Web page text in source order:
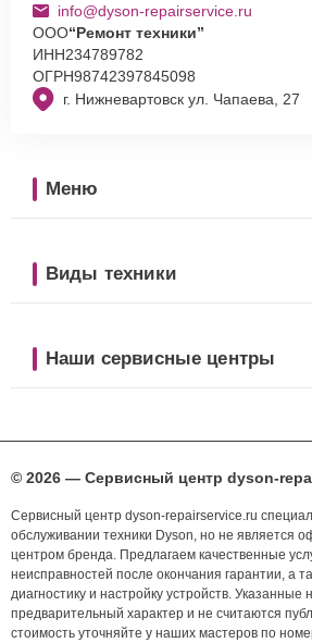
г. Нижневартовск ул. Чапаева, 27
info@dyson-repairservice.ru
ООО“Ремонт техники”
ИНН234789782
ОГРН98742397845098
Меню
Виды техники
Наши сервисные центры
© 2026 — Сервисный центр dyson-
Сервисный центр dyson-repairservice.ru
обслуживании техники Dyson, но не является
центром бренда. Предлагаем качественные
неисправностей после окончания гарантии, а
диагностику и настройку устройств. Указанные
предварительный характер и не считаются
стоимость уточняйте у наших мастеров по